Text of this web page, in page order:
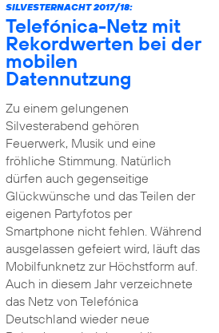
SILVESTERNACHT 2017/18:
Telefónica-Netz mit
Rekordwerten bei der
mobilen
Datennutzung
Zu einem gelungenen
Silvesterabend gehören
Feuerwerk, Musik und eine
fröhliche Stimmung. Natürlich
dürfen auch gegenseitige
Glückwünsche und das Teilen der
eigenen Partyfotos per
Smartphone nicht fehlen. Während
ausgelassen gefeiert wird, läuft das
Mobilfunknetz zur Höchstform auf.
Auch in diesem Jahr verzeichnete
das Netz von Telefónica
Deutschland wieder neue